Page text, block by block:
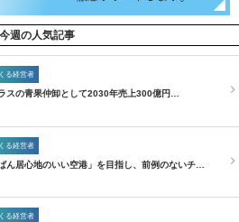
今週の人気記事
る経営者
スの青果仲卸として2030年売上300億円…
る経営者
ん居心地のいい空港」を目指し、前例のないチ…
る経営者